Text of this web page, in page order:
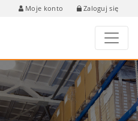
Moje konto Zaloguj się